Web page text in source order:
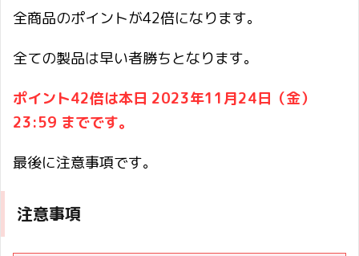
全商品のポイントが42倍になります。
全ての製品は早い者勝ちとなります。
ポイント42倍は本日 2023年11月24日（金）
23:59 までです。
最後に注意事項です。
注意事項